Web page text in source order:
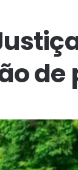
de